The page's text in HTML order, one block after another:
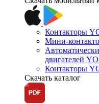
Контакторы
Мини-
двигателей
Контакторы
Скачать каталог